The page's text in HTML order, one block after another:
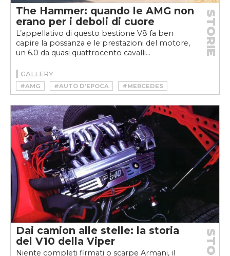
The Hammer: quando le AMG non
erano per i deboli di cuore
L’appellativo di questo bestione V8 fa ben
capire la possanza e le prestazioni del motore,
un 6.0 da quasi quattrocento cavalli...
STORIE
GALLERY
#AMG #AUTO D'EPOCA
#MERCEDES
#YOUNGTIMER
Dai camion alle stelle: la storia
del V10 della Viper
Niente completi firmati o scarpe Armani, il